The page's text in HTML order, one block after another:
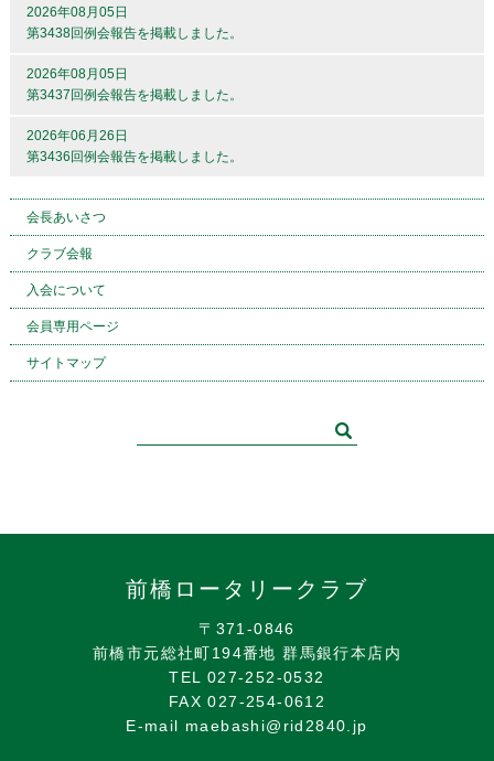
2026年08月05日
第3438回例会報告を掲載しました。
2026年08月05日
第3437回例会報告を掲載しました。
2026年06月26日
第3436回例会報告を掲載しました。
会長あいさつ
クラブ会報
入会について
会員専用ページ
サイトマップ
前橋ロータリークラブ
〒371-0846
前橋市元総社町194番地 群馬銀行本店内
TEL 027-252-0532
FAX 027-254-0612
E-mail maebashi@rid2840.jp